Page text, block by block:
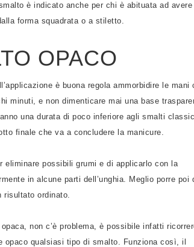
è indicato anche per chi è abituata ad avere
forma squadrata o a stiletto.
OPACO
è buona regola ammorbidire le mani
minuti, e non dimenticare mai una base
una durata di poco inferiore agli smalti
finale che va a concludere la manicure.
eliminare possibili grumi e di applicarlo con la
in alcune parti dell’unghia. Meglio porre poi
risultato ordinato.
non c’è problema, è possibile infatti
qualsiasi tipo di smalto. Funziona così, il